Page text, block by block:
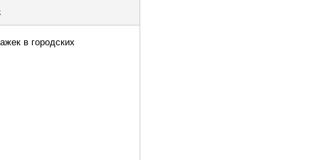
в городских